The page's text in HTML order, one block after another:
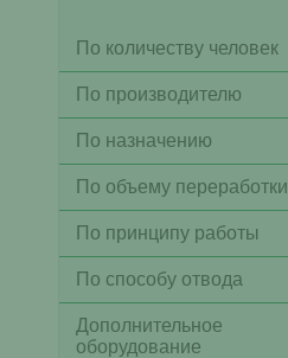
По количеству человек
По производителю
По назначению
По объему переработки
По принципу работы
По способу отвода
Дополнительное
оборудование